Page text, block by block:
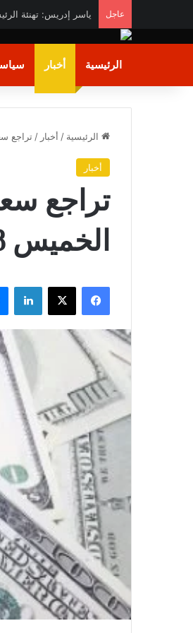
عاجل ياسر إدريس: تهنئة
الرئيسية أخبار
الرئيسية / أخبار / تراجع
أخبار
تراجع
الخميس 18 يونيو
فيسبوك X